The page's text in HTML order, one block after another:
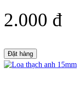
2.000 đ
Đặt hàng